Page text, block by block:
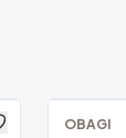
OBAGI